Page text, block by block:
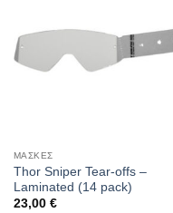
ΜΑΣΚΕΣ
Thor Sniper Tear-offs –
Laminated (14 pack)
23,00 €